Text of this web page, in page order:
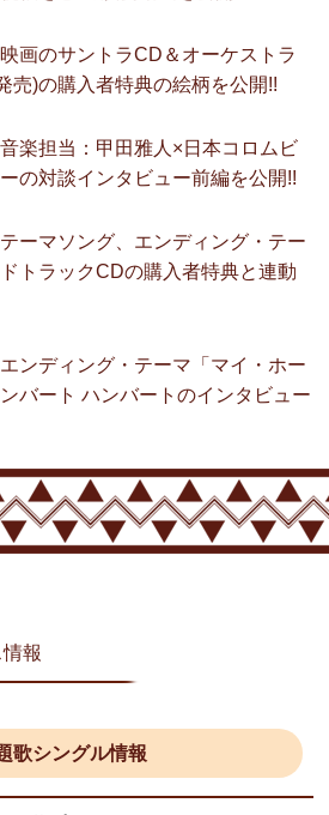
画のサントラCD＆オーケストラ
売)の購入者特典の絵柄を公開!!
楽担当：甲田雅人×日本コロムビ
の対談インタビュー前編を公開!!
ーマソング、エンディング・テー
トラックCDの購入者特典と連動
ンディング・テーマ「マイ・ホー
バート ハンバートのインタビュー
報
歌シングル情報